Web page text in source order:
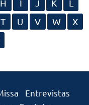
H I J K
L
T U V W
X
Entrevistas